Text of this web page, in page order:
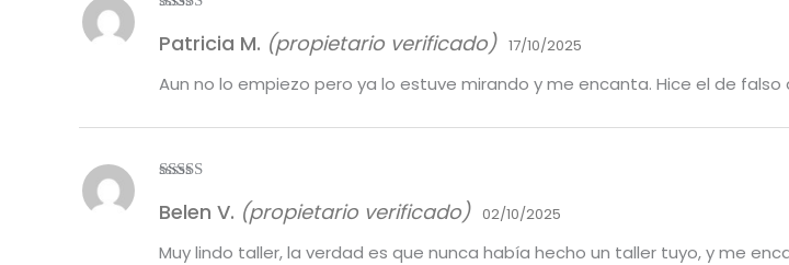
con5de 5
Patricia M. (propietario verificado) 17/10/2025
Aun no lo empiezo pero ya lo estuve mirando y me encanta. Hice el de
con5de 5
Belen V. (propietario verificado) 02/10/2025
Muy lindo taller, la verdad es que nunca había hecho un taller tuyo, y me